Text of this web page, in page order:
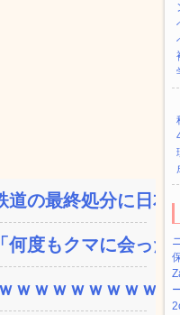
の最終処分に日本
何度もクマに会った
ｗｗｗｗｗｗｗｗ